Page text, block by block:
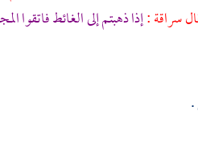
سراقة:إذا ذهبتم إلى الغائط فاتقوا
.